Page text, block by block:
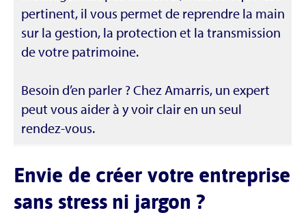
pertinent, il vous permet de reprendre la main
sur la gestion, la protection et la transmission
de votre patrimoine.
Besoin d’en parler ? Chez Amarris, un expert
peut vous aider à y voir clair en un seul
rendez-vous.
Envie de créer votre entreprise
sans stress ni jargon ?